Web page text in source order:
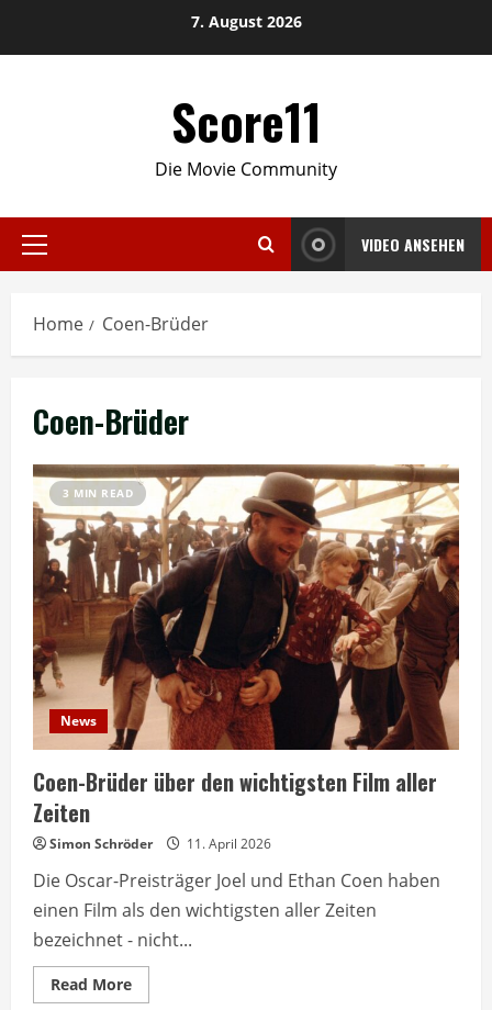
7. August 2026
Score11
Die Movie Community
Primary
VIDEO ANSEHEN
Home Coen-Brüder
Coen-Brüder
3 MIN READ
News
Coen-Brüder über den wichtigsten Film aller
Zeiten
Simon Schröder 11. April 2026
Die Oscar-Preisträger Joel und Ethan Coen haben
einen Film als den wichtigsten aller Zeiten
bezeichnet - nicht...
Read MoreRead
more